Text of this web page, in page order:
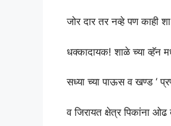
जोर दार तर नव्हे पण काही
धक्कादायक! शाळे च्या व्हॅन
सध्या च्या पाऊस व खण्ड ‘
व जिरायत क्षेत्र पिकांना ओढ